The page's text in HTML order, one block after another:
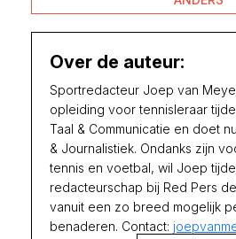
Over de auteur:
Sportredacteur Joep van
opleiding voor tennisleraar
Taal & Communicatie en doet
& Journalistiek. Ondanks zijn
tennis en voetbal, wil Joep
redacteurschap bij Red Pers
vanuit een zo breed mogelijk
benaderen. Contact: